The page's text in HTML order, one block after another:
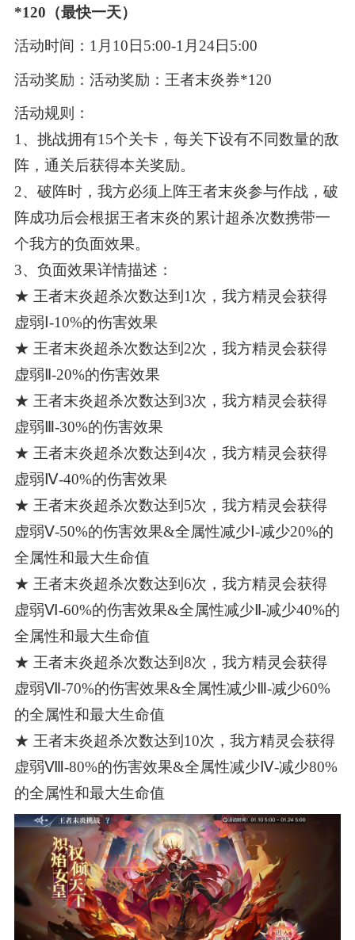
*120（最快一天）
活动时间：1月10日5:00-1月24日5:00
活动奖励：活动奖励：王者末炎券*120
活动规则：
1、挑战拥有15个关卡，每关下设有不同数量的敌
阵，通关后获得本关奖励。
2、破阵时，我方必须上阵王者末炎参与作战，破
阵成功后会根据王者末炎的累计超杀次数携带一
个我方的负面效果。
3、负面效果详情描述：
★ 王者末炎超杀次数达到1次，我方精灵会获得
虚弱Ⅰ-10%的伤害效果
★ 王者末炎超杀次数达到2次，我方精灵会获得
虚弱Ⅱ-20%的伤害效果
★ 王者末炎超杀次数达到3次，我方精灵会获得
虚弱Ⅲ-30%的伤害效果
★ 王者末炎超杀次数达到4次，我方精灵会获得
虚弱Ⅳ-40%的伤害效果
★ 王者末炎超杀次数达到5次，我方精灵会获得
虚弱Ⅴ-50%的伤害效果&全属性减少Ⅰ-减少20%的
全属性和最大生命值
★ 王者末炎超杀次数达到6次，我方精灵会获得
虚弱Ⅵ-60%的伤害效果&全属性减少Ⅱ-减少40%的
全属性和最大生命值
★ 王者末炎超杀次数达到8次，我方精灵会获得
虚弱Ⅶ-70%的伤害效果&全属性减少Ⅲ-减少60%
的全属性和最大生命值
★ 王者末炎超杀次数达到10次，我方精灵会获得
虚弱Ⅷ-80%的伤害效果&全属性减少Ⅳ-减少80%
的全属性和最大生命值